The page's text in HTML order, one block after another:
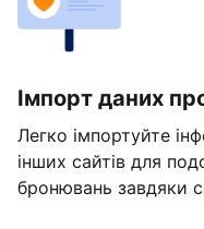
Імпорт даних
Легко імпортуйте
інших сайтів для
бронювань завдяки